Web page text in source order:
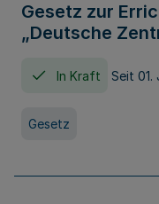
Gesetz zur
„Deutsche
In Kraft Seit 01.
Gesetz